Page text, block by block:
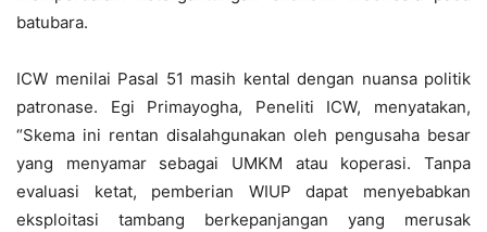
batubara.
ICW menilai Pasal 51 masih kental dengan nuansa politik
patronase. Egi Primayogha, Peneliti ICW, menyatakan,
“Skema ini rentan disalahgunakan oleh pengusaha besar
yang menyamar sebagai UMKM atau koperasi. Tanpa
evaluasi ketat, pemberian WIUP dapat menyebabkan
eksploitasi tambang berkepanjangan yang merusak